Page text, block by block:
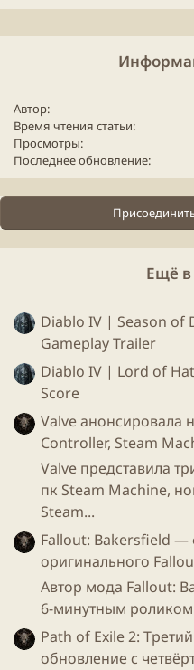
что игровая индустрия
пользователем
использованию
- Александр
Интеграция технологии
создать один из
цифровых рынков в
стимулирования
предполагается также
обработки торговых
- Константин Бойко-
Вот оно,будущее
Регистрируйтесь
в Abyss
грядущих изменений в
Автор
Время чтения статьи
Просмотры
Последнее обновление
Ещё в
Diablo IV | Season of
Gameplay Trailer
Diablo IV | Lord of
Score
Valve анонсировала
Controller, Steam
Valve представила
пк Steam Machine,
Steam...
Fallout: Bakersfield —
оригинального
Автор мода Fallout:
6-минутным
Path of Exile 2:
обновление с